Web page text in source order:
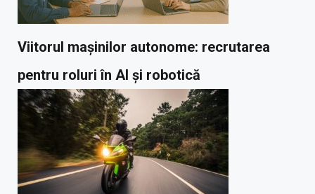
Viitorul mașinilor autonome: recrutarea
pentru roluri în AI și robotică